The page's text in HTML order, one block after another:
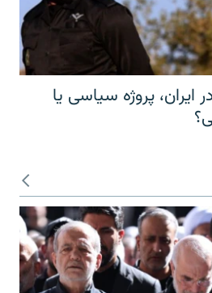
ایران، پروژه سیاسی یا